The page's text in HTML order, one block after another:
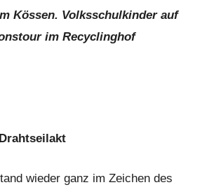
Kössen. Volksschulkinder auf
im Recyclinghof
wieder ganz im Zeichen des